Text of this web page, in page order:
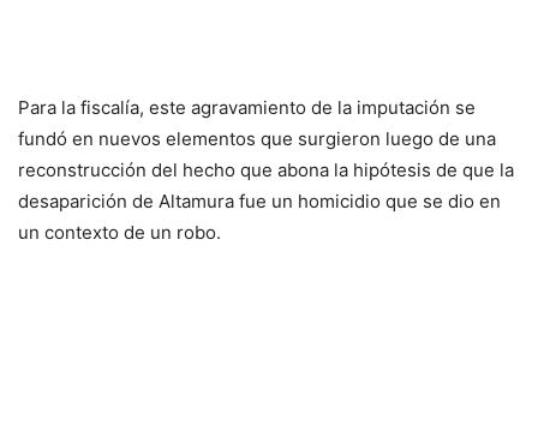
Para la fiscalía, este agravamiento de la imputación se
fundó en nuevos elementos que surgieron luego de una
reconstrucción del hecho que abona la hipótesis de que la
desaparición de Altamura fue un homicidio que se dio en
un contexto de un robo.